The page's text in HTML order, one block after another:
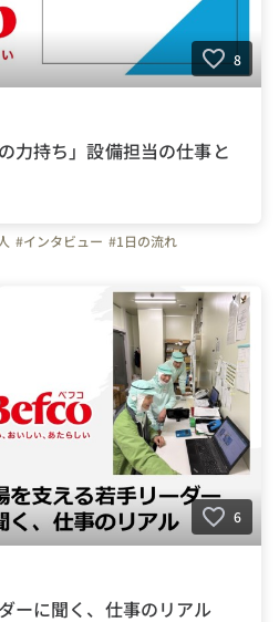
8
力持ち」設備担当の仕事と
#インタビュー #1日の流れ
6
ーに聞く、仕事のリアル